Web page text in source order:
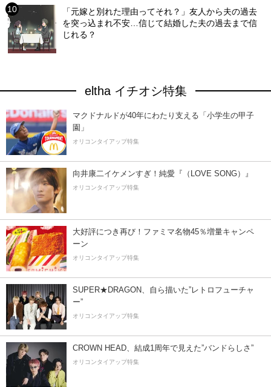
「元嫁と別れた理由ってそれ？」友人から夫の過去
を突っ込まれ不安…信じて結婚した夫の過去まで信
じれる？
eltha イチオシ特集
マクドナルドが40年にわたり支える「小学生の甲子
園」
オリコンタイアップ特集
向井康二イケメンすぎ！純愛『（LOVE SONG）』
オリコンタイアップ特集
大好評につき再び！ファミマ名物45％増量キャンペ
ーン
オリコンタイアップ特集
SUPER★DRAGON、自ら描いた”レトロフューチャ
ー”
オリコンタイアップ特集
CROWN HEAD、結成1周年で見えた”バンドらしさ”
オリコンタイアップ特集